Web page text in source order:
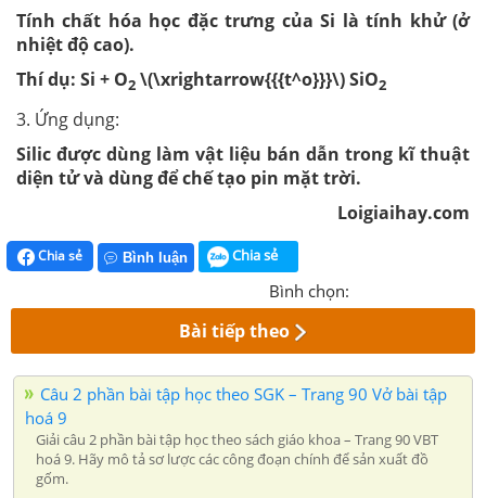
Tính chất hóa học đặc trưng của Si là tính khử (ở
nhiệt độ cao).
Thí dụ: Si + O2 \(\xrightarrow{{{t^o}}}\) SiO2
3. Ứng dụng:
Silic được dùng làm vật liệu bán dẫn trong kĩ thuật
diện tử và dùng để chế tạo pin mặt trời.
Loigiaihay.com
Chia sẻ Bình luận Chia sẻ
Bình chọn:
Bài tiếp theo
Câu 2 phần bài tập học theo SGK – Trang 90 Vở bài tập
hoá 9
Giải câu 2 phần bài tập học theo sách giáo khoa – Trang 90 VBT
hoá 9. Hãy mô tả sơ lược các công đoạn chính để sản xuất đồ
gốm.